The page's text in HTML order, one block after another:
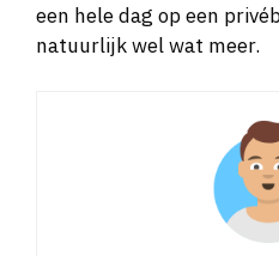
een hele dag op een
natuurlijk wel wat meer.